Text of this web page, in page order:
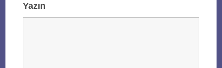
Yazın